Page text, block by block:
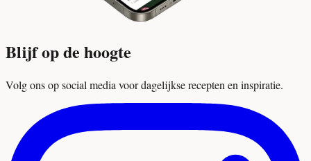
Blijf op de hoogte
Volg ons op social media voor dagelijkse recepten en inspiratie.